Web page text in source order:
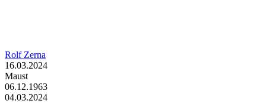
Rolf Zerna
16.03.2024
Maust
06.12.1963
04.03.2024